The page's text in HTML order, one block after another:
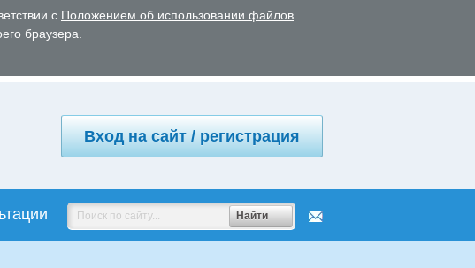
с Положением об использовании файлов
браузера.
Вход на сайт / регистрация
Найти